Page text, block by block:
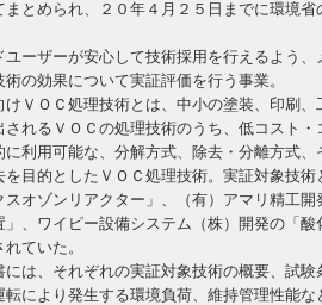
とめられ、２０年４月２５日までに環境省
ーザーが安心して技術採用を行えるよう、
の効果について実証評価を行う事業。
ＶＯＣ処理技術とは、中小の塗装、印刷、
れるＶＯＣの処理技術のうち、低コスト・
に利用可能な、分解方式、除去・分離方式、
目的としたＶＯＣ処理技術。実証対象技術
スオゾンリアクター」、（有）アマリ精工開
、ワイピー設備システム（株）開発の「酸
ていた。
は、それぞれの実証対象技術の概要、試験
により発生する環境負荷、維持管理性能な